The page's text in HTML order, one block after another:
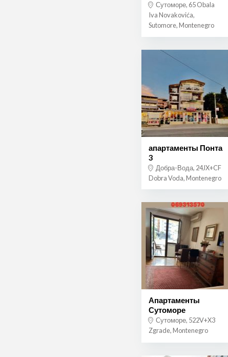
Сутоморе, 65 Obala
Iva Novakovića,
Sutomore, Montenegro
апартаменты Понта
3
Добра-Вода, 24JX+CF
Dobra Voda, Montenegro
Апартаменты
Сутоморе
Сутоморе, 522V+X3
Zgrade, Montenegro